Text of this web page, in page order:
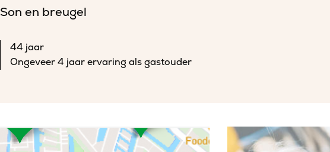
Son en breugel
44 jaar
Ongeveer 4 jaar ervaring als gastouder